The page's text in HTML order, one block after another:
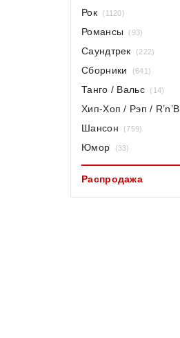
Рок (1120)
Романсы (93)
Саундтрек (222)
Сборники (641)
Танго / Вальс (14)
Хип-Хоп / Рэп / R’n’B
Шансон (759)
Юмор (33)
Распродажа